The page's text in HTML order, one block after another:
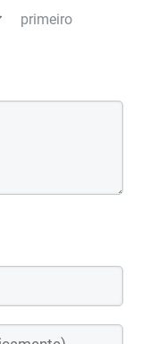
primeiro